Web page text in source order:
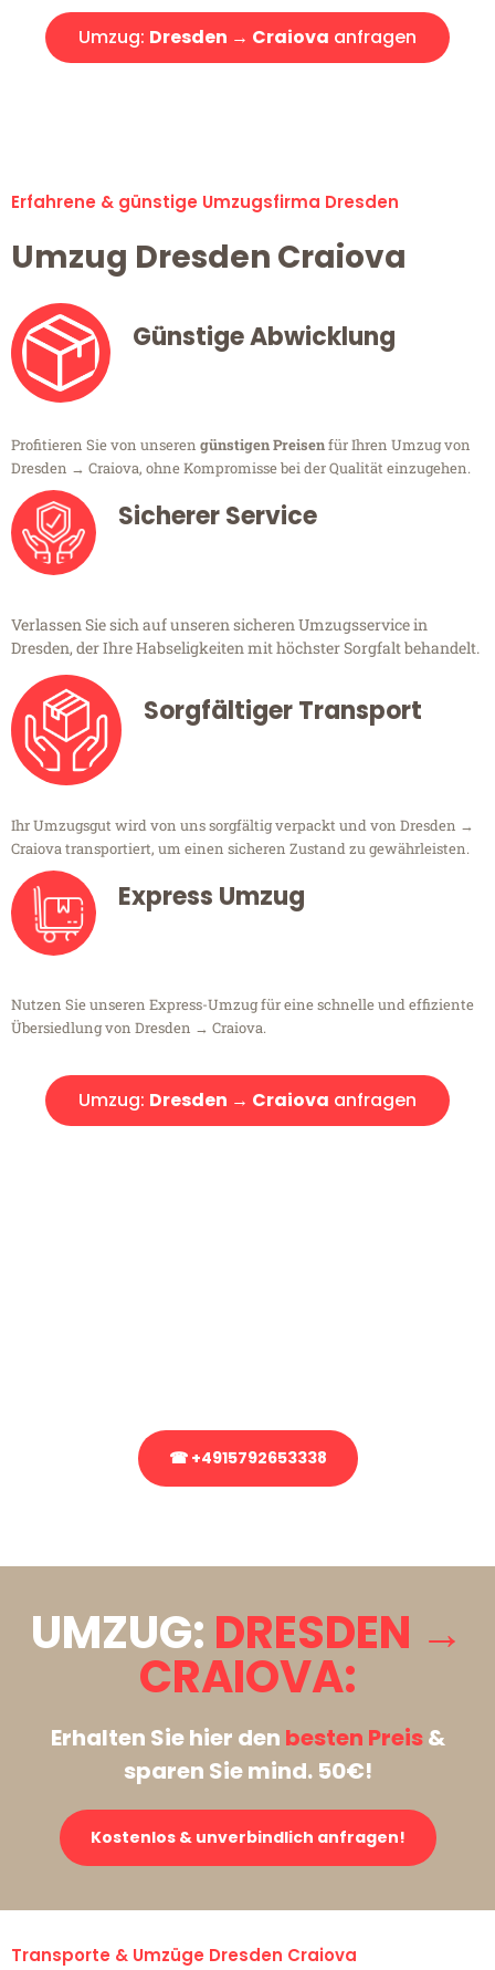
Umzug: Dresden → Craiova anfragen
Erfahrene & günstige Umzugsfirma Dresden
Umzug Dresden Craiova
Günstige Abwicklung
Profitieren Sie von unseren günstigen Preisenfür Ihren Umzug von
Dresden → Craiova, ohne Kompromisse bei der Qualität einzugehen.
Sicherer Service
Verlassen Sie sich auf unseren sicheren Umzugsservice in
Dresden, der Ihre Habseligkeiten mit höchster Sorgfalt behandelt.
Sorgfältiger Transport
Ihr Umzugsgut wird von uns sorgfältig verpackt und von Dresden →
Craiova transportiert, um einen sicheren Zustand zu gewährleisten.
Express Umzug
Nutzen Sie unseren Express-Umzug für eine schnelle und effiziente
Übersiedlung von Dresden → Craiova.
Umzug: Dresden → Craiova anfragen
☎ +4915792653338
UMZUG: DRESDEN →
CRAIOVA:
Erhalten Sie hier den besten Preis&
sparen Sie mind. 50€!
Kostenlos & unverbindlich anfragen!
Transporte & Umzüge Dresden Craiova